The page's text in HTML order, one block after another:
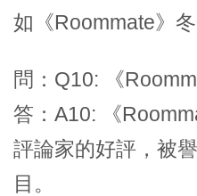
如《Roommate》冬
問：Q10: 《
答：A10: 《
評論家的好評，被
目。